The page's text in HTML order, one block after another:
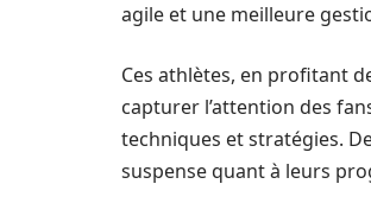
agile et une meilleure
Ces athlètes, en profitant
capturer l’attention des
techniques et stratégies.
suspense quant à leurs